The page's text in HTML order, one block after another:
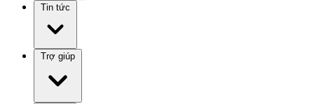
Tin tức
Trợ giúp